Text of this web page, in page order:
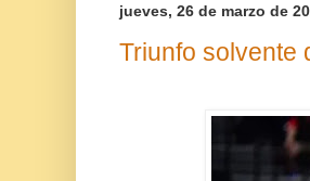
jueves, 26 de marzo de
Triunfo solvente